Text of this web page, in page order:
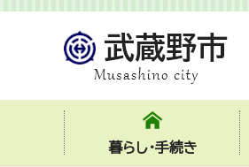
暮らし・手続き